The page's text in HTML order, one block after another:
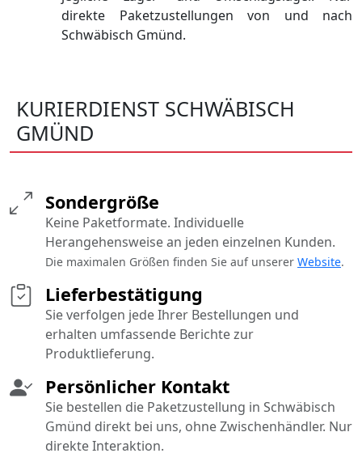
direkte Paketzustellungen von und nach
Schwäbisch Gmünd.
KURIERDIENST SCHWÄBISCH
GMÜND
Persönlicher Kontakt
Sie bestellen die Paketzustellung in Schwäbisch
Gmünd direkt bei uns, ohne Zwischenhändler. Nur
direkte Interaktion.
Sondergröße
Keine Paketformate. Individuelle
Herangehensweise an jeden einzelnen Kunden.
Die maximalen Größen finden Sie auf unserer Website.
Lieferbestätigung
Sie verfolgen jede Ihrer Bestellungen und
erhalten umfassende Berichte zur
Produktlieferung.